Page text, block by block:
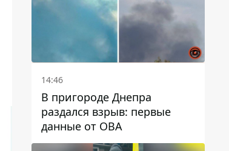
14:46
В пригороде Днепра
раздался взрыв: первые
данные от ОВА